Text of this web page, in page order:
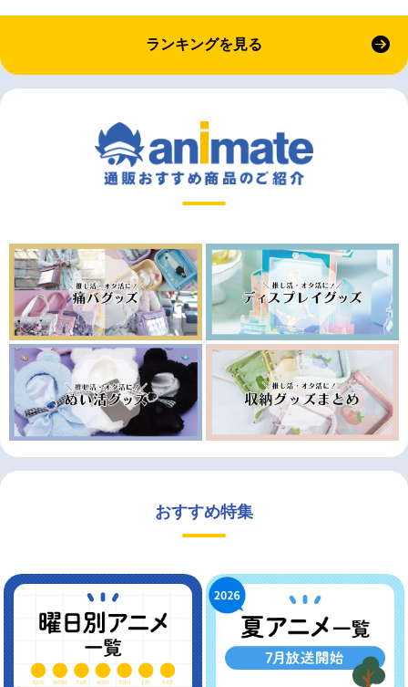
ランキングを見る
おすすめ特集